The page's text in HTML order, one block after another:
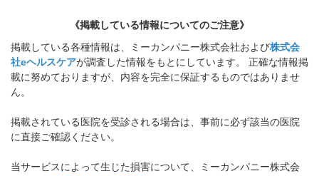
《掲載している情報についてのご注意》
掲載している各種情報は、ミーカンパニー株式会社および株式会
社eヘルスケアが調査した情報をもとにしています。 正確な情報掲
載に努めておりますが、内容を完全に保証するものではありませ
ん。
掲載されている医院を受診される場合は、事前に必ず該当の医院
に直接ご確認ください。
当サービスによって生じた損害について、ミーカンパニー株式会